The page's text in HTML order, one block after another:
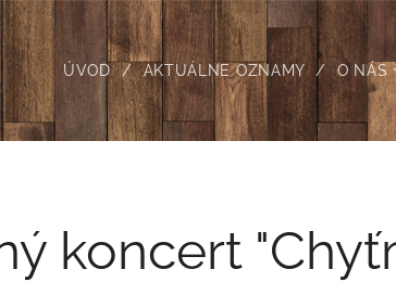
ÚVOD AKTUÁLNE OZNAMY O NÁS
koncert